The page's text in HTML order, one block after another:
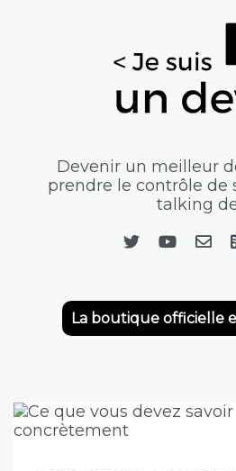
Devenir un meilleur
prendre le contrôle de
talking
La boutique officielle